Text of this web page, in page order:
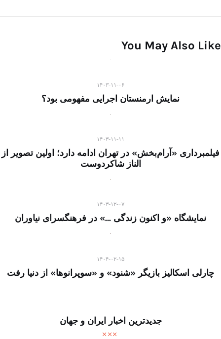
You May Also Like
۱۴۰۳-۱۱-۰۶
نمایش ارمنستان اجرایی مفهومی بود؟
۱۴۰۳-۱۱-۱۱
فیلمبرداری «آرام‌بخش» در تهران ادامه دارد؛ اولین تصویر از
الناز شاکردوست
۱۴۰۳-۱۲-۰۷
نمایشگاه «و اکنون زندگی …» در فرهنگسرای نیاوران
۱۴۰۴-۰۲-۱۵
چارلی اسکالیز بازیگر «شنود» و «سوپرانوها» از دنیا رفت
جدیدترین اخبار ایران و جهان